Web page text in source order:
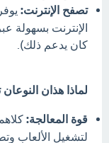
تصفح الإنترنت:
كان يدعم ذلك).
لماذا هذان النوعان
قوة المعالجة:
لتشغيل الألعاب